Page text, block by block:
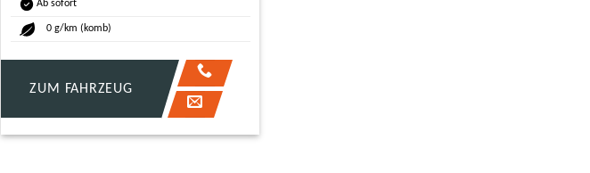
Ab sofort
0 g/km (komb)
ZUM FAHRZEUG